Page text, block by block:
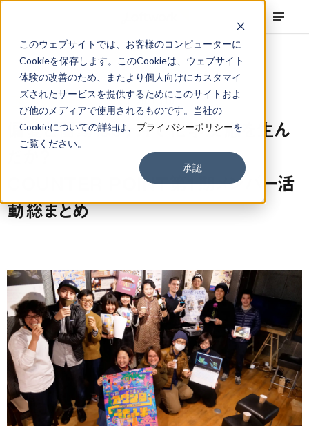
このウェブサイトでは、お客様のコンピューターに
Cookieを保存します。このCookieは、ウェブサイト
体験の改善のため、またより個人向けにカスタマイ
ズされたサービスを提供するためにこのサイトおよ
び他のメディアで使用されるものです。当社の
Cookieについての詳細は、 プライバシーポリシーを
ご覧ください。
承認
NEWS Corporate Topics 2021.03.01
偏愛と衝動は3ヶ月で化学反応を生ん
だか？
COUNTER POINT第1期メンバー活
動総まとめ